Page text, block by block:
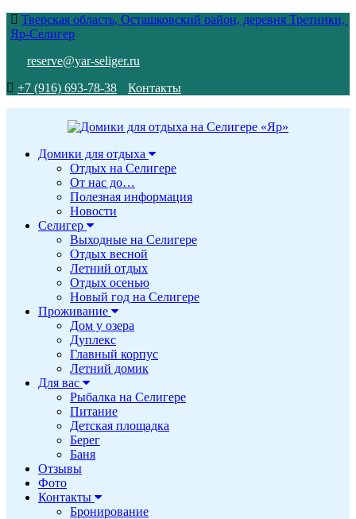
Тверская область, Осташковский район, деревня Третники,
Яр-Селигер
reserve@yar-seliger.ru
+7 (916) 693-78-38
Контакты
Домики для отдыха
Отдых на Селигере
От нас до…
Полезная информация
Новости
Селигер
Выходные на Селигере
Отдых весной
Летний отдых
Отдых осенью
Новый год на Селигере
Проживание
Дом у озера
Дуплекс
Главный корпус
Летний домик
Для вас
Рыбалка на Селигере
Питание
Детская площадка
Берег
Баня
Отзывы
Фото
Контакты
Бронирование